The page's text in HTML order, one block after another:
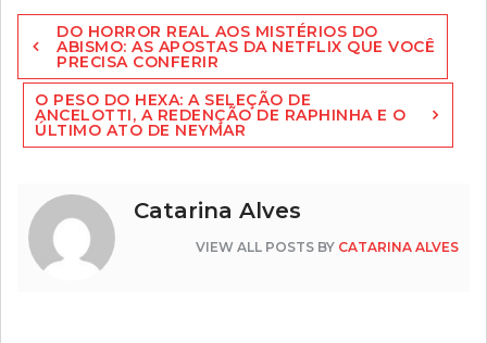
Navegação
de
artigos
DO HORROR REAL AOS MISTÉRIOS DO
ABISMO: AS APOSTAS DA NETFLIX QUE VOCÊ
PRECISA CONFERIR
O PESO DO HEXA: A SELEÇÃO DE
ANCELOTTI, A REDENÇÃO DE RAPHINHA E O
ÚLTIMO ATO DE NEYMAR
Catarina Alves
VIEW ALL POSTS BY CATARINA ALVES